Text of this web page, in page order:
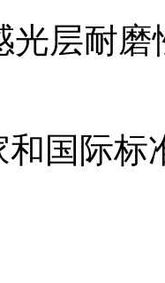
层耐磨
国际标